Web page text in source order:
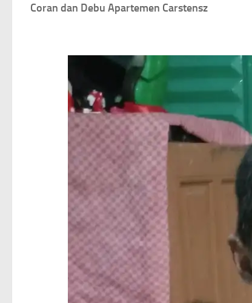
Coran dan Debu Apartemen Carstensz